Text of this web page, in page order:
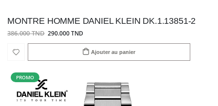
MONTRE HOMME DANIEL KLEIN DK.1.13851-2
386.000 TND 290.000 TND
Ajouter au panier
PROMO